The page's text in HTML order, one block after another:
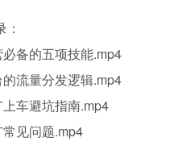
备的五项技能.mp4
流量分发逻辑.mp4
车避坑指南.mp4
见问题.mp4